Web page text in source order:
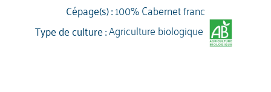
Cépage(s) :100% Cabernet franc
Type de culture :Agriculture biologique